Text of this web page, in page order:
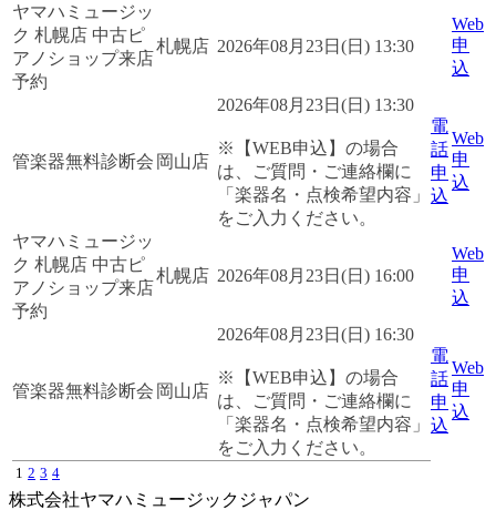
ヤマハミュージッ
ク 札幌店 中古ピ
アノショップ来店
予約
札幌店 2026年08月23日(日) 13:30
Web
申
込
管楽器無料診断会 岡山店
2026年08月23日(日) 13:30
※【WEB申込】の場合
は、ご質問・ご連絡欄に
「楽器名・点検希望内容」
をご入力ください。
電
話
申
込
Web
申
込
ヤマハミュージッ
ク 札幌店 中古ピ
アノショップ来店
予約
札幌店 2026年08月23日(日) 16:00
Web
申
込
管楽器無料診断会 岡山店
2026年08月23日(日) 16:30
※【WEB申込】の場合
は、ご質問・ご連絡欄に
「楽器名・点検希望内容」
をご入力ください。
電
話
申
込
Web
申
込
1 2 3 4
株式会社ヤマハミュージックジャパン